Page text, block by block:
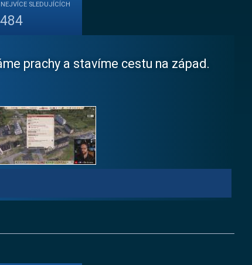
NEJVÍCE SLEDUJÍCÍCH
484
prachy a stavíme cestu na západ.